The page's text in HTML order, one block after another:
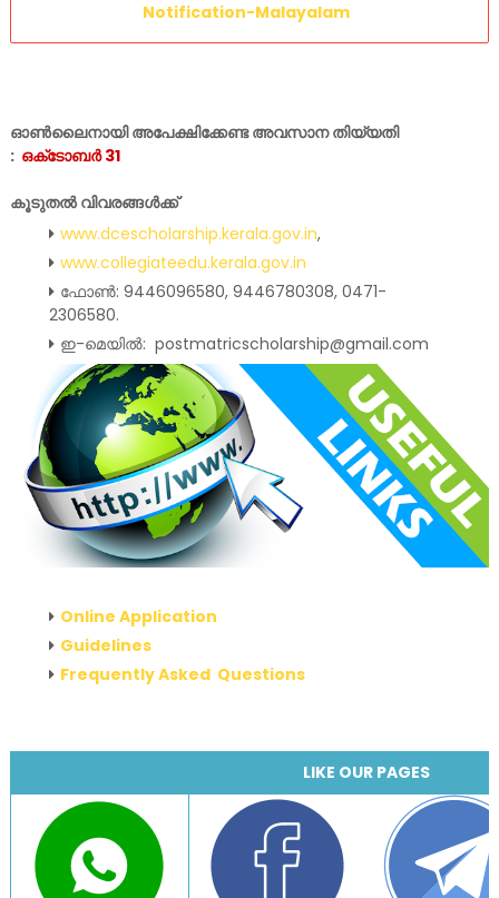
Notification-Malayalam
ഓൺലൈനായി അപേക്ഷിക്കേണ്ട അവസാന തിയ്യതി
: ഒക്‌ടോബർ 31
കൂടുതൽ വിവരങ്ങൾക്ക്
www.dcescholarship.kerala.gov.in,
www.collegiateedu.kerala.gov.in
ഫോൺ: 9446096580, 9446780308, 0471-
2306580.
ഇ-മെയിൽ: postmatricscholarship@gmail.com
Online Application
Guidelines
Frequently Asked Questions
LIKE OUR PAGES